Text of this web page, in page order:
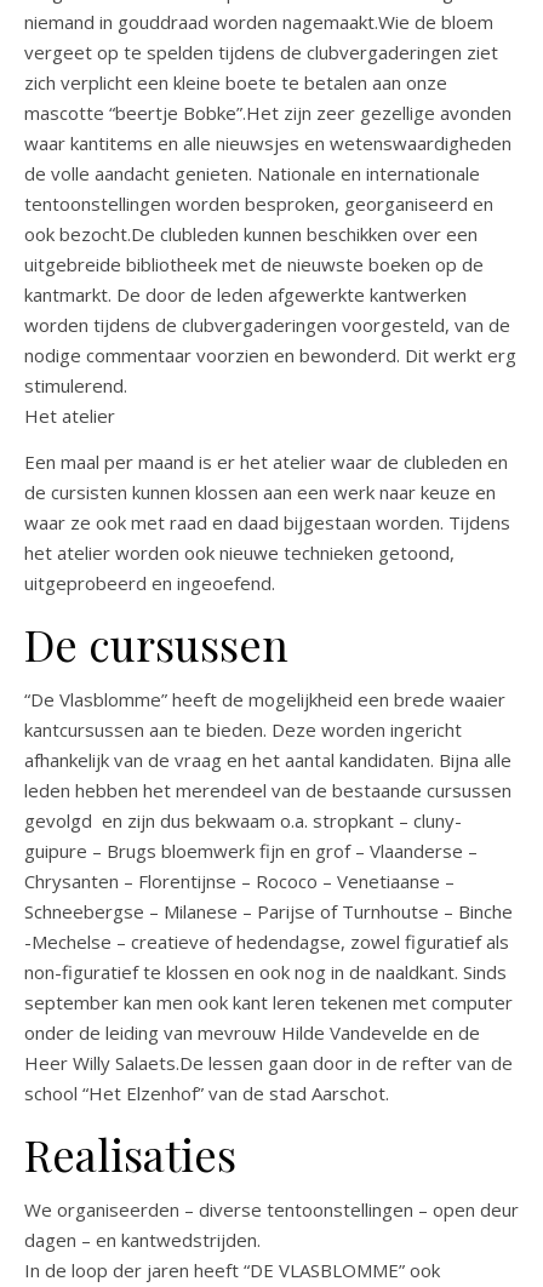
niemand in gouddraad worden nagemaakt.Wie de bloem
vergeet op te spelden tijdens de clubvergaderingen ziet
zich verplicht een kleine boete te betalen aan onze
mascotte “beertje Bobke”.Het zijn zeer gezellige avonden
waar kantitems en alle nieuwsjes en wetenswaardigheden
de volle aandacht genieten. Nationale en internationale
tentoonstellingen worden besproken, georganiseerd en
ook bezocht.De clubleden kunnen beschikken over een
uitgebreide bibliotheek met de nieuwste boeken op de
kantmarkt. De door de leden afgewerkte kantwerken
worden tijdens de clubvergaderingen voorgesteld, van de
nodige commentaar voorzien en bewonderd. Dit werkt erg
stimulerend.
Het atelier
Een maal per maand is er het atelier waar de clubleden en
de cursisten kunnen klossen aan een werk naar keuze en
waar ze ook met raad en daad bijgestaan worden. Tijdens
het atelier worden ook nieuwe technieken getoond,
uitgeprobeerd en ingeoefend.
De cursussen
“De Vlasblomme” heeft de mogelijkheid een brede waaier
kantcursussen aan te bieden. Deze worden ingericht
afhankelijk van de vraag en het aantal kandidaten. Bijna alle
leden hebben het merendeel van de bestaande cursussen
gevolgd en zijn dus bekwaam o.a. stropkant – cluny-
guipure – Brugs bloemwerk fijn en grof – Vlaanderse –
Chrysanten – Florentijnse – Rococo – Venetiaanse –
Schneebergse – Milanese – Parijse of Turnhoutse – Binche
-Mechelse – creatieve of hedendagse, zowel figuratief als
non-figuratief te klossen en ook nog in de naaldkant. Sinds
september kan men ook kant leren tekenen met computer
onder de leiding van mevrouw Hilde Vandevelde en de
Heer Willy Salaets.De lessen gaan door in de refter van de
school “Het Elzenhof” van de stad Aarschot.
Realisaties
We organiseerden – diverse tentoonstellingen – open deur
dagen – en kantwedstrijden.
In de loop der jaren heeft “DE VLASBLOMME” ook